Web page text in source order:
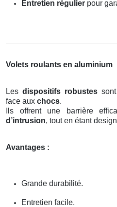
Entretien régulier pour
Volets roulants en aluminium
Les dispositifs robustes
face aux chocs.
Ils offrent une barrière
d’intrusion, tout en étant
Avantages :
Grande durabilité.
Entretien facile.